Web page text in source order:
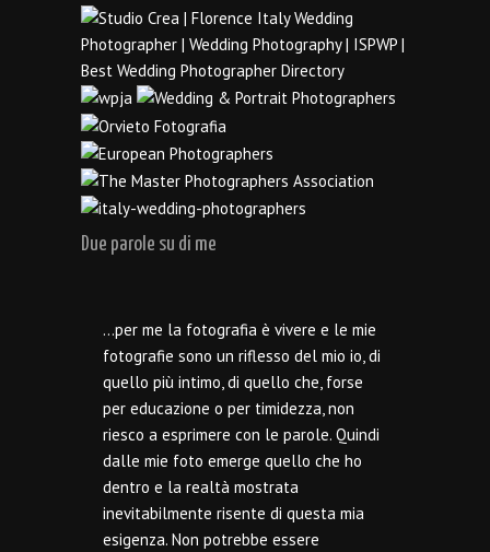
Due parole su di me
…per me la fotografia è vivere e le mie
fotografie sono un riflesso del mio io, di
quello più intimo, di quello che, forse
per educazione o per timidezza, non
riesco a esprimere con le parole. Quindi
dalle mie foto emerge quello che ho
dentro e la realtà mostrata
inevitabilmente risente di questa mia
esigenza. Non potrebbe essere